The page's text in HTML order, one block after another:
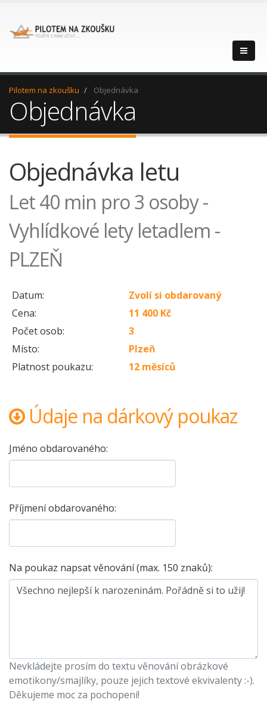
Pilotem na zkoušku Objednávka
Objednávka
Objednávka letu
Let 40 min pro 3 osoby -
Vyhlídkové lety letadlem -
PLZEŇ
Datum:
Zvolí si obdarovaný
Cena:
11 400 Kč
Počet osob:
3
Místo:
Plzeň
Platnost poukazu:
12 měsíců
Údaje na dárkový poukaz
Jméno obdarovaného:
Příjmení obdarovaného:
Na poukaz napsat věnování (max. 150 znaků):
Nevkládejte prosím do textu věnování obrázkové
emotikony/smajlíky, pouze jejich textové ekvivalenty :-).
Děkujeme moc za pochopení!